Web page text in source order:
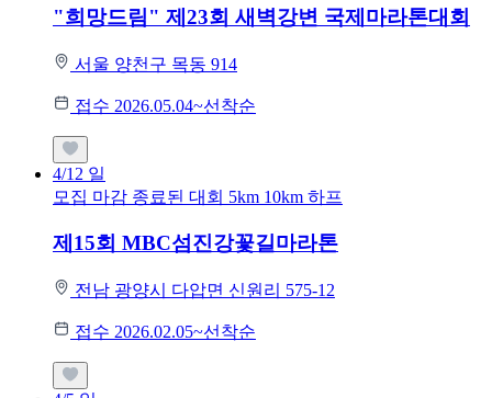
"희망드림" 제23회 새벽강변 국제마라톤대회
서울 양천구 목동 914
접수 2026.05.04~선착순
4/12 일
모집 마감 종료된 대회 5km 10km 하프
제15회 MBC섬진강꽃길마라톤
전남 광양시 다압면 신원리 575-12
접수 2026.02.05~선착순